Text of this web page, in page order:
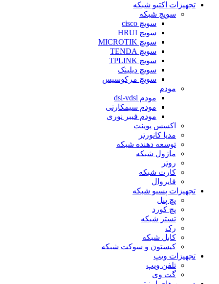
تجهیزات اکتیو شبکه
سویچ شبکه
سویچ cisco
سویچ HRUI
سویچ MICROTIK
سویچ TENDA
سویچ TPLINK
سویچ دیلینک
سویچ مرکوسیس
مودم
مودم dsl-vdsl
مودم سیمکارتی
مودم فیبر نوری
اکسس پوینت
مدیا کانورتر
توسعه دهنده شبکه
ماژول شبکه
روتر
کارت شبکه
فایروال
تجهیزات پسیو شبکه
پچ پنل
پچ کورد
تستر شبکه
رک
کابل شبکه
کیستون و سوکت شبکه
تجهیزات ویپ
تلفن ویپ
گت وی